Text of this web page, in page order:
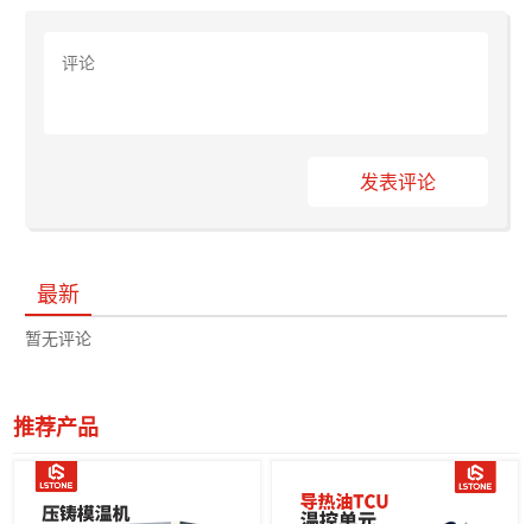
发表评论
最新
暂无评论
推荐产品